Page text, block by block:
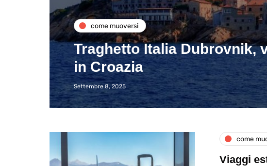
come muoversi
Traghetto Italia Dubrovnik,
in Croazia
Settembre 8, 2025
come
Viaggi